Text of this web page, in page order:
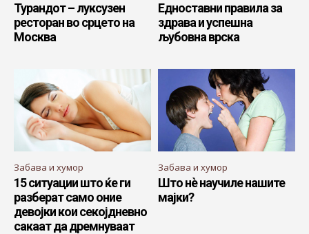
Турандот – луксузен
ресторан во срцето на
Москва
Едноставни правила за
здрава и успешна
љубовна врска
Забава и хумор
15 ситуации што ќе ги
разберат само оние
девојки кои секојдневно
сакаат да дремнуваат
Забава и хумор
Што нè научиле нашите
мајки?